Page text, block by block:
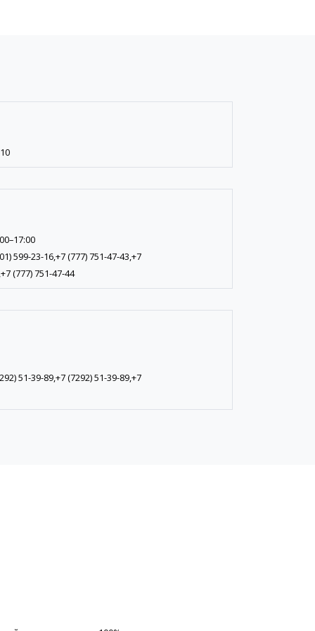
599-23-16,+7 (777) 751-47-43,+7
(777) 751-47-44
51-39-89,+7 (7292) 51-39-89,+7